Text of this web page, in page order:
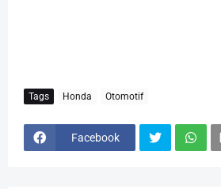
Tags Honda Otomotif
Facebook